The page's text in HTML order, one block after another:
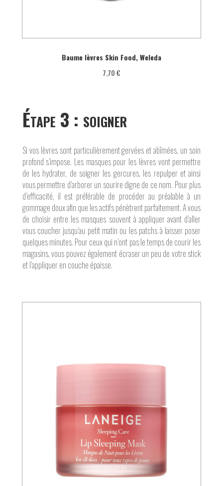
Baume lèvres Skin Food, Weleda
7,70 €
Étape 3 : soigner
Si vos lèvres sont particulièrement gervées et abîmées, un soin
profond s’impose. Les masques pour les lèvres vont permettre
de les hydrater, de soigner les gercures, les repulper et ainsi
vous permettre d’arborer un sourire digne de ce nom. Pour plus
d’efficacité, il est préférable de procéder au préalable à un
gommage doux afin que les actifs pénètrent parfaitement. A vous
de choisir entre les masques souvent à appliquer avant d’aller
vous coucher jusqu’au petit matin ou les patchs à laisser poser
quelques minutes. Pour ceux qui n’ont pas le temps de courir les
magasins, vous pouvez également écraser un peu de votre stick
et l’appliquer en couche épaisse.